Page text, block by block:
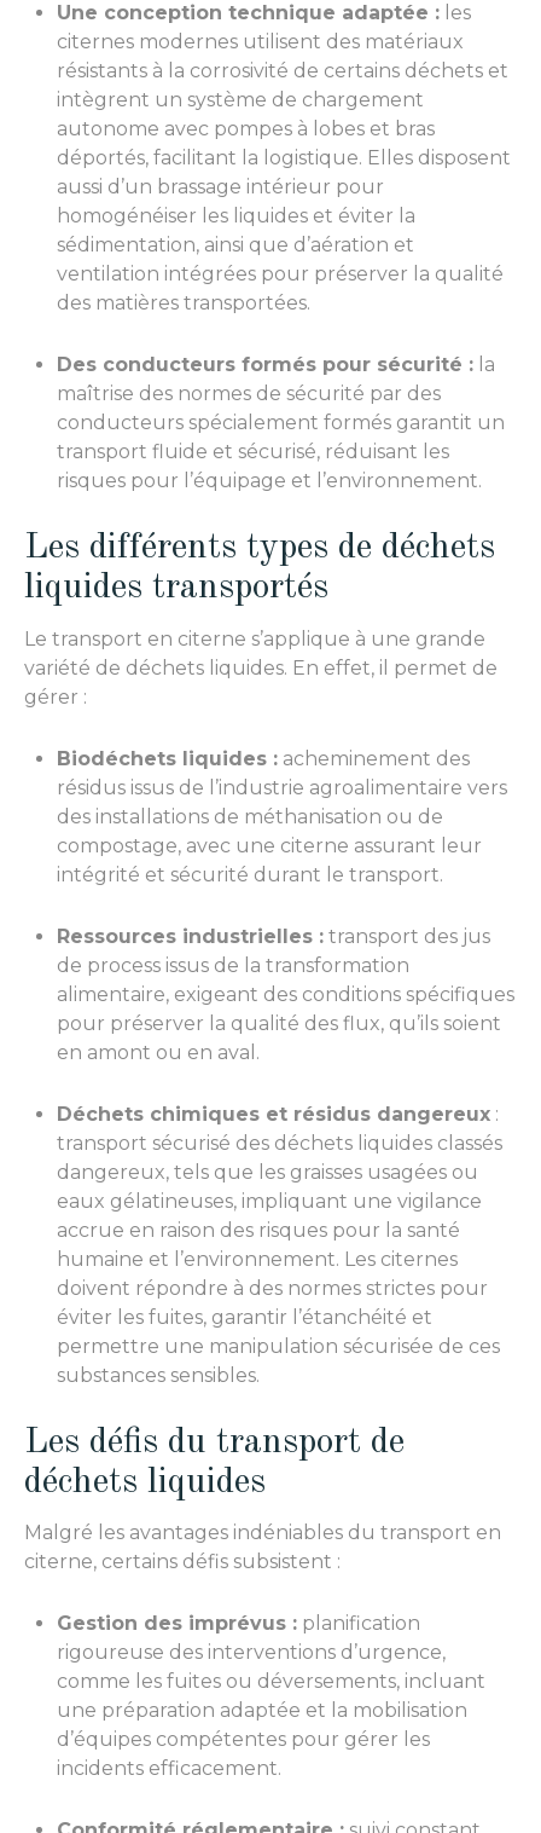
Une conception technique adaptée : les
citernes modernes utilisent des matériaux
résistants à la corrosivité de certains déchets et
intègrent un système de chargement
autonome avec pompes à lobes et bras
déportés, facilitant la logistique. Elles disposent
aussi d’un brassage intérieur pour
homogénéiser les liquides et éviter la
sédimentation, ainsi que d’aération et
ventilation intégrées pour préserver la qualité
des matières transportées.
Des conducteurs formés pour sécurité : la
maîtrise des normes de sécurité par des
conducteurs spécialement formés garantit un
transport fluide et sécurisé, réduisant les
risques pour l’équipage et l’environnement.
Les différents types de déchets
liquides transportés
Le transport en citerne s’applique à une grande
variété de déchets liquides. En effet, il permet de
gérer :
Biodéchets liquides : acheminement des
résidus issus de l’industrie agroalimentaire vers
des installations de méthanisation ou de
compostage, avec une citerne assurant leur
intégrité et sécurité durant le transport.
Ressources industrielles : transport des jus
de process issus de la transformation
alimentaire, exigeant des conditions spécifiques
pour préserver la qualité des flux, qu’ils soient
en amont ou en aval.
Déchets chimiques et résidus dangereux :
transport sécurisé des déchets liquides classés
dangereux, tels que les graisses usagées ou
eaux gélatineuses, impliquant une vigilance
accrue en raison des risques pour la santé
humaine et l’environnement. Les citernes
doivent répondre à des normes strictes pour
éviter les fuites, garantir l’étanchéité et
permettre une manipulation sécurisée de ces
substances sensibles.
Les défis du transport de
déchets liquides
Malgré les avantages indéniables du transport en
citerne, certains défis subsistent :
Gestion des imprévus : planification
rigoureuse des interventions d’urgence,
comme les fuites ou déversements, incluant
une préparation adaptée et la mobilisation
d’équipes compétentes pour gérer les
incidents efficacement.